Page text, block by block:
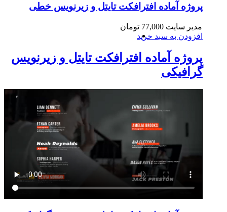
پروژه آماده افترافکت تایتل و زیرنویس خطی
مدیر سایت 77,000 تومان
افزودن به سبد خرید
پروژه آماده افترافکت تایتل و زیرنویس
گرافیکی